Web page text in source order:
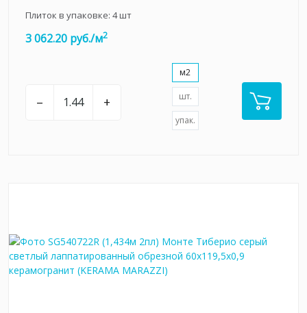
Плиток в упаковке: 4шт
3 062.20 руб./м2
– +
м2
шт.
упак.